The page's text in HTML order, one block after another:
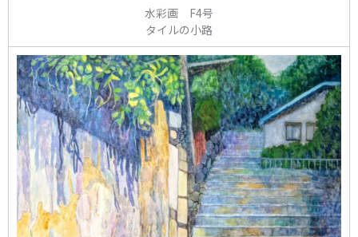
水彩画 F4号
タイルの小路